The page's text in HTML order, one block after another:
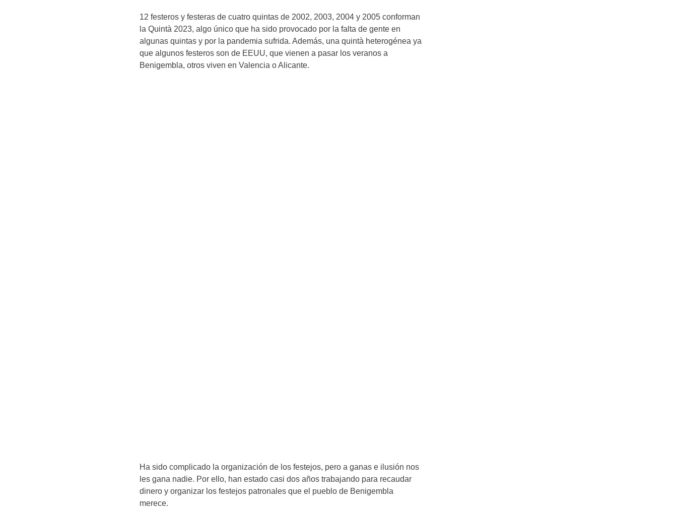
12 festeros y festeras de cuatro quintas de 2002, 2003, 2004 y 2005 conforman
la Quintà 2023, algo único que ha sido provocado por la falta de gente en
algunas quintas y por la pandemia sufrida. Además, una quintà heterogénea ya
que algunos festeros son de EEUU, que vienen a pasar los veranos a
Benigembla, otros viven en Valencia o Alicante.
Ha sido complicado la organización de los festejos, pero a ganas e ilusión nos
les gana nadie. Por ello, han estado casi dos años trabajando para recaudar
dinero y organizar los festejos patronales que el pueblo de Benigembla
merece.